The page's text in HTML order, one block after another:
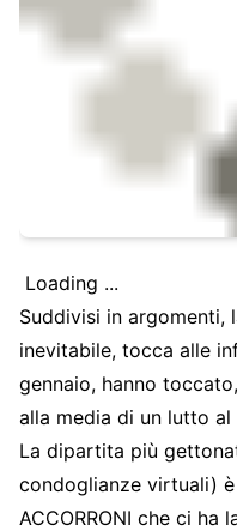
Loading ...
Suddivisi in argomenti,
inevitabile, tocca alle
gennaio, hanno
alla media di un lutto al
La dipartita più
condoglianze virtuali)
ACCORRONI che ci ha